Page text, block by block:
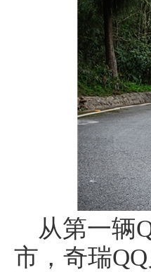
从第一辆
市，奇瑞